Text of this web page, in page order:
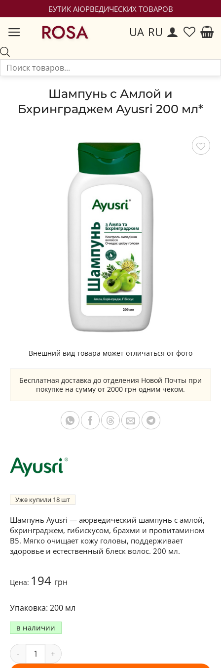
БУТИК АЮРВЕДИЧЕСКИХ ТОВАРОВ
ROSA UA RU
Шампунь с Амлой и
Бхринграджем Ayusri 200 мл*
Внешний вид товара может отличаться от фото
Бесплатная доставка до отделения Новой Почты при
покупке на сумму от 2000 грн одним чеком.
Уже купили 18
Шампунь Ayusri — аюрведический шампунь с амлой,
бхринграджем, гибискусом, брахми и провитамином
B5. Мягко очищает кожу головы, поддерживает
здоровье и естественный блеск волос. 200 мл.
Цена: 194 грн
200 мл
в наличии